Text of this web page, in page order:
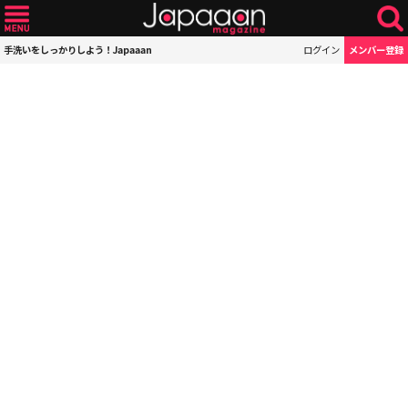
手洗いをしっかりしよう！Japaaan ログイン メンバー登録